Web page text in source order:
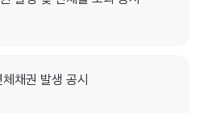
채권 발생 공시